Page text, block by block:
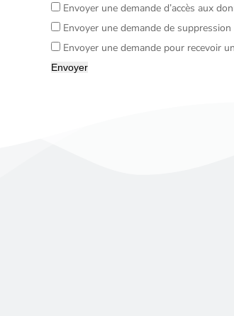
Envoyer une demande d’accès aux
Envoyer une demande de
Envoyer une demande pour recevoir